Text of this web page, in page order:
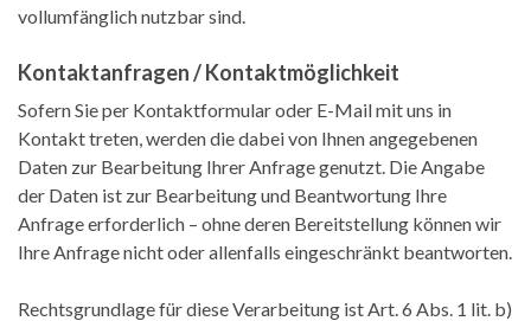
vollumfänglich nutzbar sind.
Kontaktanfragen / Kontaktmöglichkeit
Sofern Sie per Kontaktformular oder E-Mail mit uns in
Kontakt treten, werden die dabei von Ihnen angegebenen
Daten zur Bearbeitung Ihrer Anfrage genutzt. Die Angabe
der Daten ist zur Bearbeitung und Beantwortung Ihre
Anfrage erforderlich – ohne deren Bereitstellung können wir
Ihre Anfrage nicht oder allenfalls eingeschränkt beantworten.
Rechtsgrundlage für diese Verarbeitung ist Art. 6 Abs. 1 lit. b)